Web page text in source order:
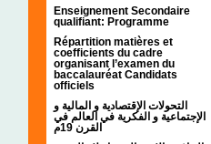
Enseignement Secondaire
qualifiant: Programme
Répartition matières et
coefficients du cadre
organisant l’examen du
baccalauréat Candidats
officiels
التحولات الإقتصادية و المالية و
الإجتماعية و الفكرية في العالم في
القرن 19م